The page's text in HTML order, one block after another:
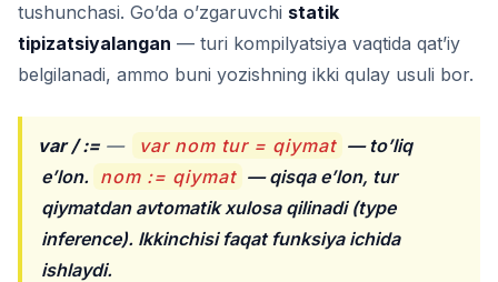
tushunchasi. Go’da o’zgaruvchi statik
tipizatsiyalangan — turi kompilyatsiya vaqtida qat’iy
belgilanadi, ammo buni yozishning ikki qulay usuli bor.
var / := — var nom tur = qiymat — to’liq
e’lon. nom := qiymat — qisqa e’lon, tur
qiymatdan avtomatik xulosa qilinadi (type
inference). Ikkinchisi faqat funksiya ichida
ishlaydi.